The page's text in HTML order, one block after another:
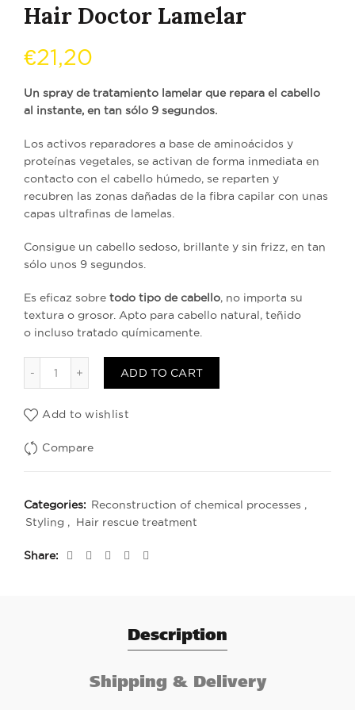
Hair Doctor Lamelar
€21,20
Un spray de tratamiento lamelar que repara el cabello
al instante, en tan sólo 9 segundos.
Los activos reparadores a base de aminoácidos y
proteínas vegetales, se activan de forma inmediata en
contacto con el cabello húmedo, se reparten y
recubren las zonas dañadas de la fibra capilar con unas
capas ultrafinas de lamelas.
Consigue un cabello sedoso, brillante y sin frizz, en tan
sólo unos 9 segundos
Es eficaz sobre todo tipo de cabello, no importa su
textura o grosor. Apto para cabello natural, teñido
o incluso tratado químicamente.
ADD TO CART
Add to wishlist
Compare
Categories: Reconstruction of chemical processes ,
Styling , Hair rescue treatment
Share
Description
Shipping & Delivery